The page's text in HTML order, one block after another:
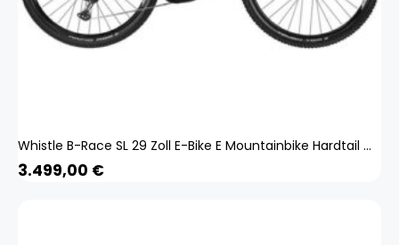
Whistle B-Race SL 29 Zoll E-Bike E Mountainbike Hardtail MTB Bosch Pedelec
3.499,00 €